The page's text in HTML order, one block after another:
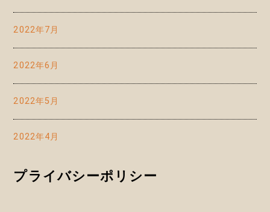
2022年7月
2022年6月
2022年5月
2022年4月
プライバシーポリシー